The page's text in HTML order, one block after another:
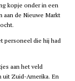
kopje onder in een
aan de Nieuwe Markt
personeel die hij had
aan het veld
uit Zuid-Amerika. En